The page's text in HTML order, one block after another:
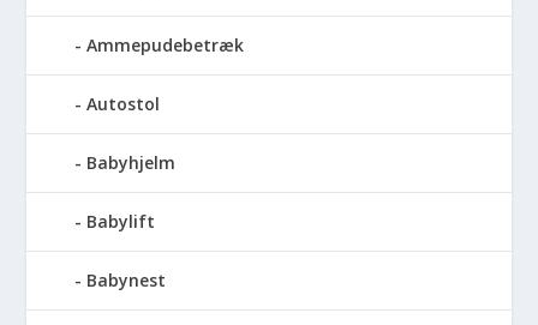
Ammepudebetræk
Autostol
Babyhjelm
Babylift
Babynest